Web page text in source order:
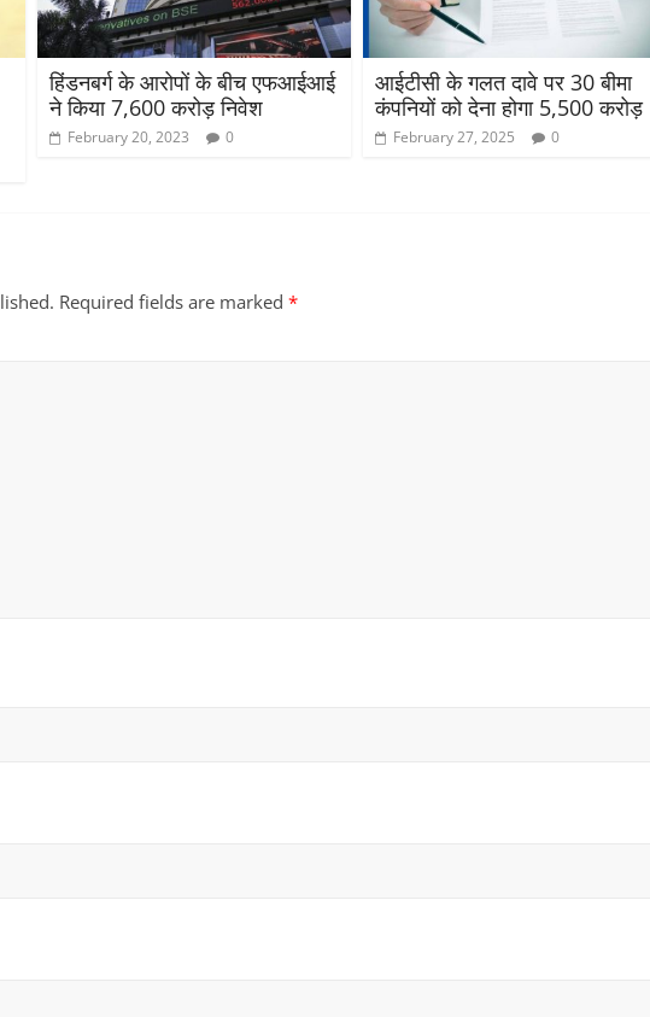
हिंडनबर्ग के आरोपों के बीच एफआईआई
ने किया 7,600 करोड़ निवेश
February 20, 2023 0
आईटीसी के गलत दावे पर 30 बीमा
कंपनियों को देना होगा 5,500 करोड़
February 27, 2025 0
Required fields are marked *